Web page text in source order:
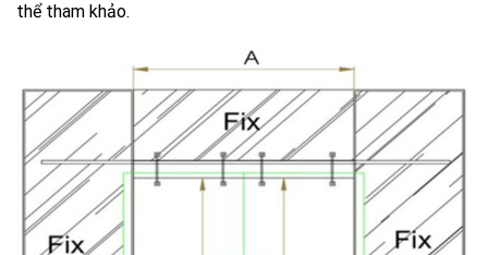
thể tham khảo.